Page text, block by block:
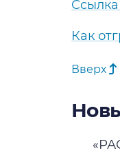
Как
Вверх